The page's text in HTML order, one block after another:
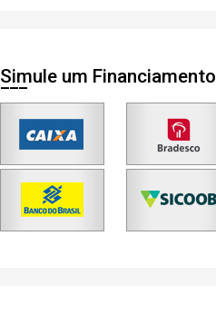
Simule um Financiamento